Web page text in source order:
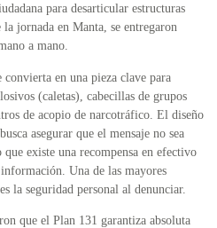
para desarticular estructuras
jornada en Manta, se entregaron
a mano.
en una pieza clave para
(caletas), cabecillas de grupos
de acopio de narcotráfico. El diseño
asegurar que el mensaje no sea
que existe una recompensa en efectivo
Una de las mayores
la seguridad personal al denunciar.
que el Plan 131 garantiza absoluta